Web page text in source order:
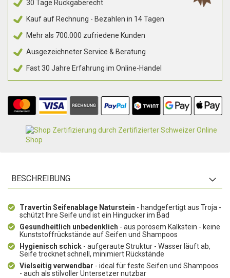
30 Tage Rückgaberecht
Kauf auf Rechnung - Bezahlen in 14 Tagen
Mehr als 700.000 zufriedene Kunden
Ausgezeichneter Service & Beratung
Fast 30 Jahre Erfahrung im Online-Handel
BESCHREIBUNG
Travertin Seifenablage Naturstein - handgefertigt aus Troja -
schützt Ihre Seife und ist ein Hingucker im Bad
Gesundheitlich unbedenklich - aus porösem Kalkstein - keine
Kunststoffrückstände auf Seifen und Shampoos
Hygienisch schick - aufgeraute Struktur - Wasser läuft ab,
Seife trocknet schnell, minimiert Rückstände
Vielseitig verwendbar - ideal für feste Seifen und Shampoos
- auch als stilvoller Untersetzer nutzbar